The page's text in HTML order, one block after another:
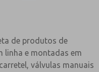
de produtos de
linha e montadas em
válvulas manuais